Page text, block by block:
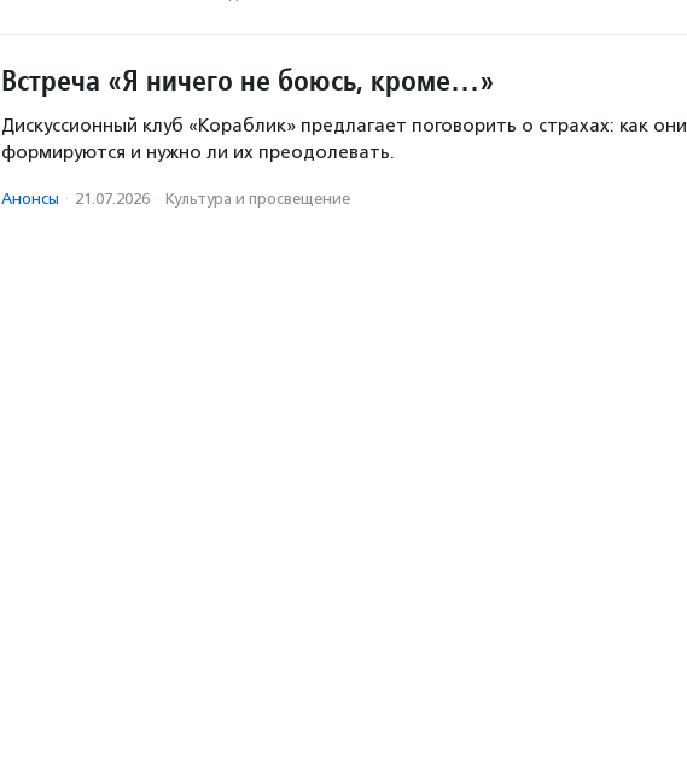
Встреча «Я ничего не боюсь, кроме…»
Дискуссионный клуб «Кораблик» предлагает поговорить о страхах: как они
формируются и нужно ли их преодолевать.
Анонсы · 21.07.2026 · Культура и просвещение